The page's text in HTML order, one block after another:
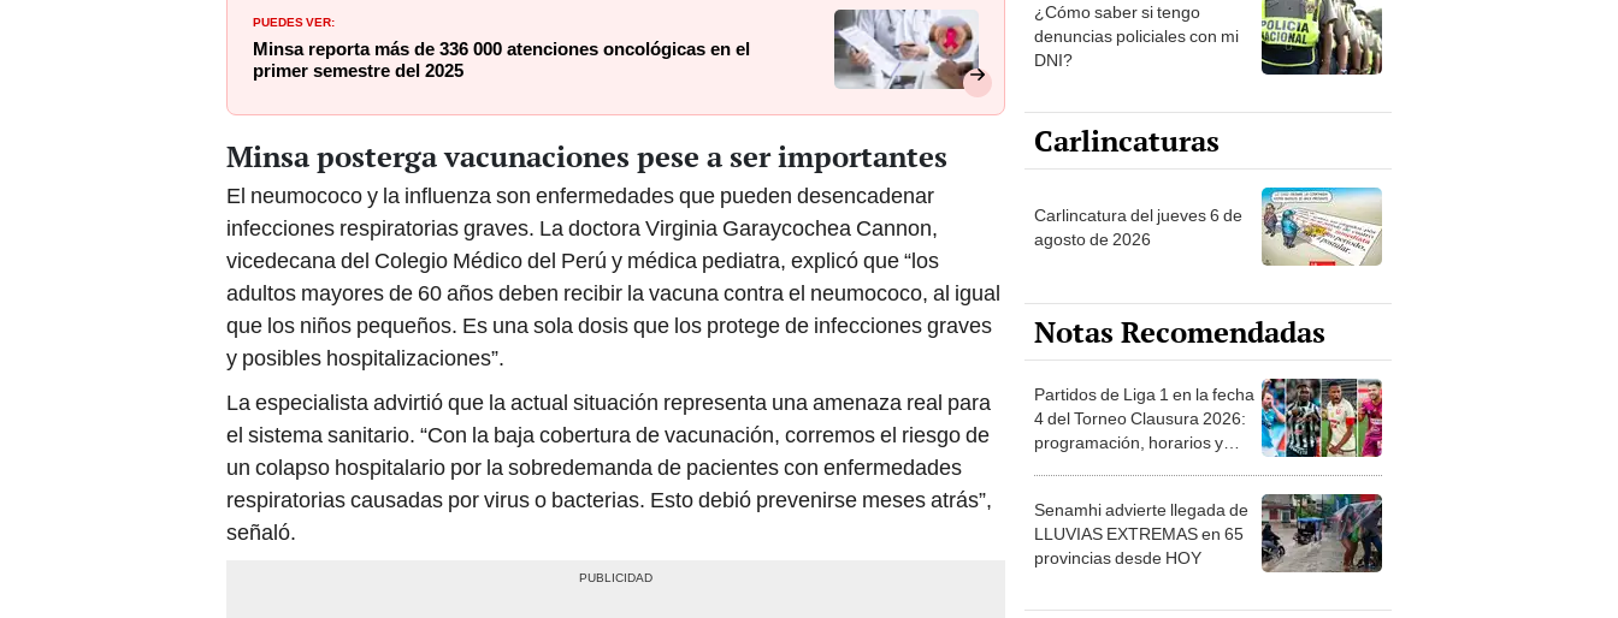
PUEDES VER:
Minsa reporta más de 336 000 atenciones oncológicas en el
primer semestre del 2025
Minsa posterga vacunaciones pese a ser importantes
El neumococo y la influenza son enfermedades que pueden desencadenar
infecciones respiratorias graves. La doctora Virginia Garaycochea Cannon,
vicedecana del Colegio Médico del Perú y médica pediatra, explicó que “los
adultos mayores de 60 años deben recibir la vacuna contra el neumococo, al igual
que los niños pequeños. Es una sola dosis que los protege de infecciones graves
y posibles hospitalizaciones”.
La especialista advirtió que la actual situación representa una amenaza real para
el sistema sanitario. “Con la baja cobertura de vacunación, corremos el riesgo de
un colapso hospitalario por la sobredemanda de pacientes con enfermedades
respiratorias causadas por virus o bacterias. Esto debió prevenirse meses atrás”,
señaló.
la ONPE
¿Cómo saber si tengo
denuncias policiales con mi
DNI?
Carlincaturas
Carlincatura del jueves 6 de
agosto de 2026
Notas Recomendadas
Partidos de Liga 1 en la fecha
4 del Torneo Clausura 2026:
programación, horarios y
Senamhi advierte llegada de
LLUVIAS EXTREMAS en 65
provincias desde HOY